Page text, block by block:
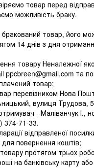
товар перед
можливість браку.
товар, його
14 днів з дня
товару Неналежної
ppcbreen@gmail.com та
товар;
перевізником Нова
вулиця Трудова,
- Маліванчук І.,
374-71-33.
відправленої
для повернення коштів;
протягом трьох
на банківську карту